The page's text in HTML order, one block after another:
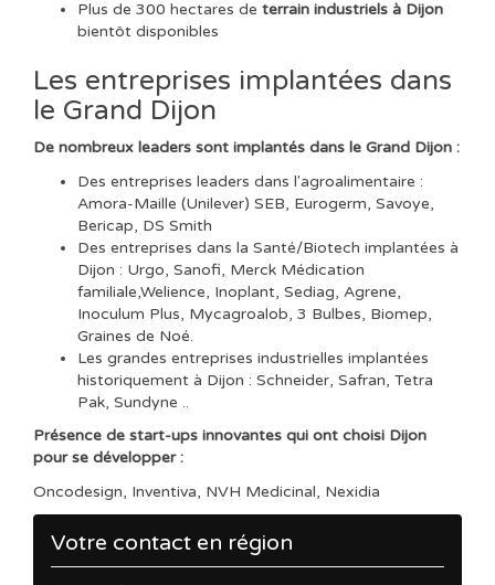
Plus de 300 hectares de terrain industriels à Dijon
bientôt disponibles
Les entreprises implantées dans
le Grand Dijon
De nombreux leaders sont implantés dans le Grand Dijon :
Des entreprises leaders dans l'agroalimentaire :
Amora-Maille (Unilever) SEB, Eurogerm, Savoye,
Bericap, DS Smith
Des entreprises dans la Santé/Biotech implantées à
Dijon : Urgo, Sanofi, Merck Médication
familiale,Welience, Inoplant, Sediag, Agrene,
Inoculum Plus, Mycagroalob, 3 Bulbes, Biomep,
Graines de Noé.
Les grandes entreprises industrielles implantées
historiquement à Dijon : Schneider, Safran, Tetra
Pak, Sundyne ..
Présence de start-ups innovantes qui ont choisi Dijon
pour se développer :
Oncodesign, Inventiva, NVH Medicinal, Nexidia
Votre contact en région